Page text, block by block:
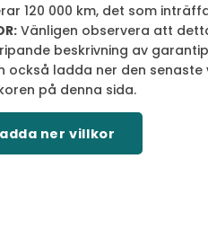
120 000 km, det som
Vänligen observera att
beskrivning av
också ladda ner den senaste
på denna sida.
ner villkor